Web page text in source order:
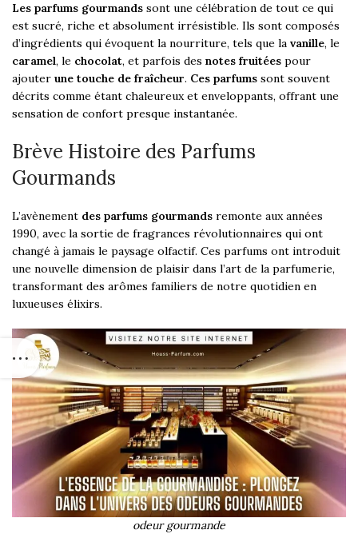
Les parfums gourmands sont une célébration de tout ce qui
est sucré, riche et absolument irrésistible. Ils sont composés
d’ingrédients qui évoquent la nourriture, tels que la vanille, le
caramel, le chocolat, et parfois des notes fruitées pour
ajouter une touche de fraîcheur. Ces parfums sont souvent
décrits comme étant chaleureux et enveloppants, offrant une
sensation de confort presque instantanée.
Brève Histoire des Parfums
Gourmands
L’avènement des parfums gourmands remonte aux années
1990, avec la sortie de fragrances révolutionnaires qui ont
changé à jamais le paysage olfactif. Ces parfums ont introduit
une nouvelle dimension de plaisir dans l’art de la parfumerie,
transformant des arômes familiers de notre quotidien en
luxueuses élixirs.
odeur gourmande